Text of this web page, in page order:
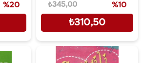
%20
₺310,50
₺345,00 %10